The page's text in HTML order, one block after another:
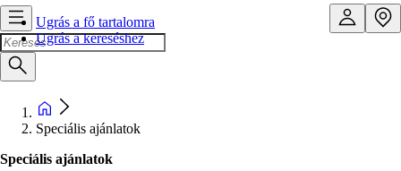
Ugrás a fő tartalomra
Ugrás a kereséshez
Speciális ajánlatok
Speciális ajánlatok